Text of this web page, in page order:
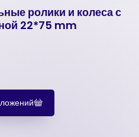
ролики и колеса с
22*75 mm